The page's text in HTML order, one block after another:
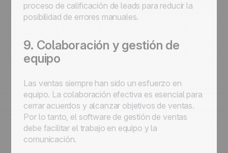
proceso de calificación de leads para reducir la
posibilidad de errores manuales.
9. Colaboración y gestión de
equipo
Las ventas siempre han sido un esfuerzo en
equipo. La colaboración efectiva es esencial para
cerrar acuerdos y alcanzar objetivos de ventas.
Por lo tanto, el software de gestión de ventas
debe facilitar el trabajo en equipo y la
comunicación.